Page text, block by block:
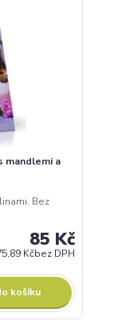
mandlemi a
Bez
85 Kč
Kčbez DPH
košíku